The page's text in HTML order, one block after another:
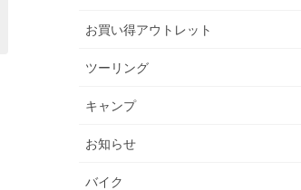
お買い得アウトレット
ツーリング
キャンプ
お知らせ
バイク